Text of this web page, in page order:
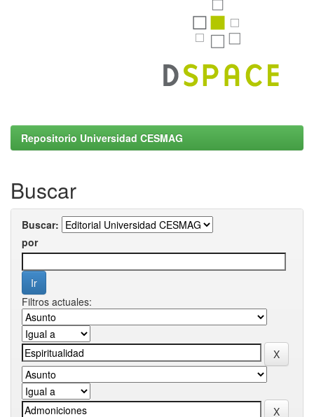
Repositorio Universidad CESMAG
Buscar
Buscar:
por
Filtros actuales: